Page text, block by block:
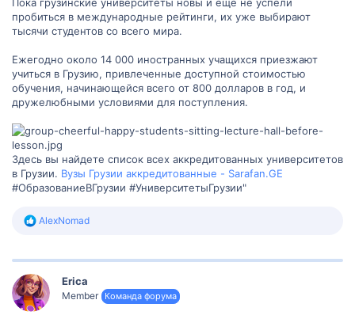
пробиться в международные рейтинги, их уже выбирают
тысячи студентов со всего мира.
Ежегодно около 14 000 иностранных учащихся приезжают
учиться в Грузию, привлеченные доступной стоимостью
обучения, начинающейся всего от 800 долларов в год, и
дружелюбными условиями для поступления.
Здесь вы найдете список всех аккредитованных университетов
в Грузии. Вузы Грузии аккредитованные - Sarafan.GE
#ОбразованиеВГрузии #УниверситетыГрузии"
Р
к
и
и
:
AlexNomad
Erica
Member Команда форума